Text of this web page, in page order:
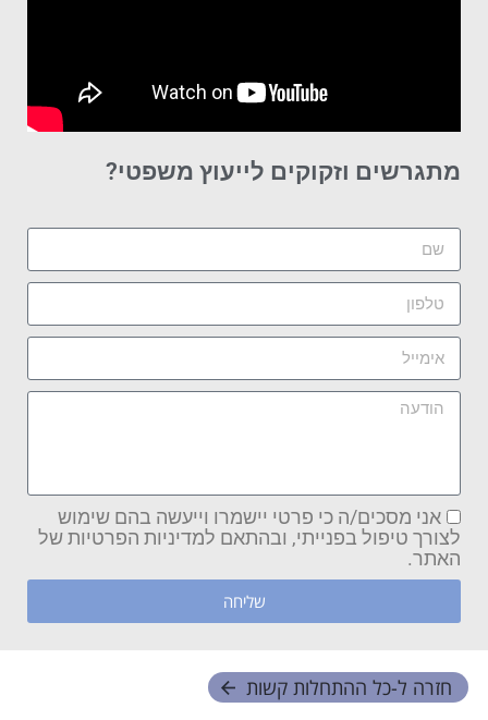
מתגרשים וזקוקים לייעוץ משפטי?
אני מסכים/ה כי פרטי יישמרו וייעשה בהם שימוש
לצורך טיפול בפנייתי, ובהתאם למדיניות הפרטיות של
האתר.
שליחה
חזרה ל-כל ההתחלות קשות